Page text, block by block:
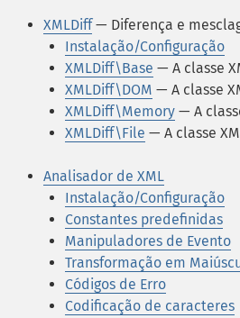
XMLDiff— Diferença e
Instalação/Configuração
XMLDiff\Base — A classe
XMLDiff\DOM — A classe
XMLDiff\Memory — A
XMLDiff\File — A classe
Analisador de XML
Instalação/Configuração
Constantes predefinidas
Manipuladores de Evento
Transformação em
Códigos de Erro
Codificação de caracteres